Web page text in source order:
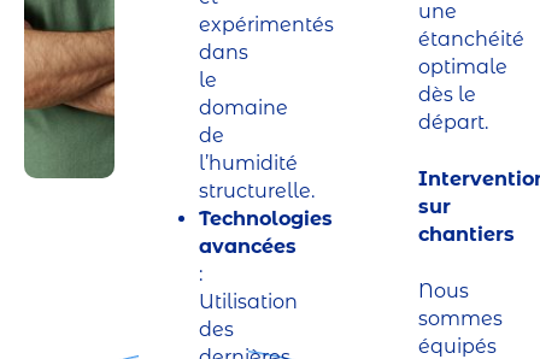
expérimentés
dans
le
domaine
de
l’humidité
structurelle.
Technologies
avancées
:
Utilisation
des
une
étanchéité
optimale
dès le
départ.
sur
chantiers
Nous
sommes
équipés